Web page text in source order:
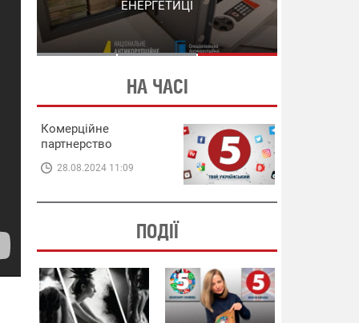
СХЕМИ В ЕНЕРГЕТИЦІ
ЕНЕРГЕТИЦІ
НА ЧАСІ
Комерційне
партнерство
28.08.2024 11:09
ПОДІЇ